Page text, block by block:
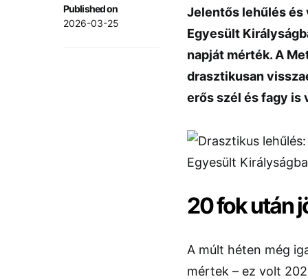
Published on
2026-03-25
Jelentős lehűlés és
Egyesült
napját mérték. A
drasztikusan
erős szél és fagy is
20 fok után
A múlt héten még
mértek – ez volt